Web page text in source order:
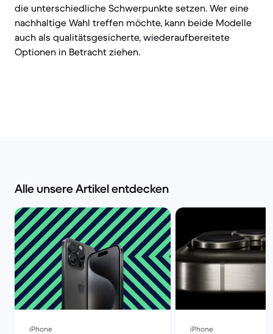
die unterschiedliche Schwerpunkte setzen. Wer eine
nachhaltige Wahl treffen möchte, kann beide Modelle
auch als qualitätsgesicherte, wiederaufbereitete
Optionen in Betracht ziehen.
Alle unsere Artikel entdecken
iPhone iPhone